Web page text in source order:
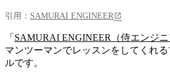
引用： SAMURAI ENGINEER
「 SAMURAI ENGINEER（侍エンジニ
マンツーマンでレッスンをしてくれ
ルです。